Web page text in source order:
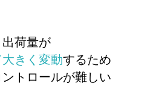
出荷量が
きく変動するため
トロールが難しい